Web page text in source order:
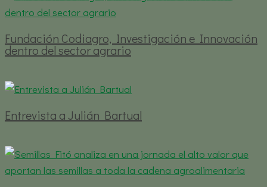
Fundación Codiagro, Investigación e Innovación
dentro del sector agrario
Entrevista a Julián Bartual